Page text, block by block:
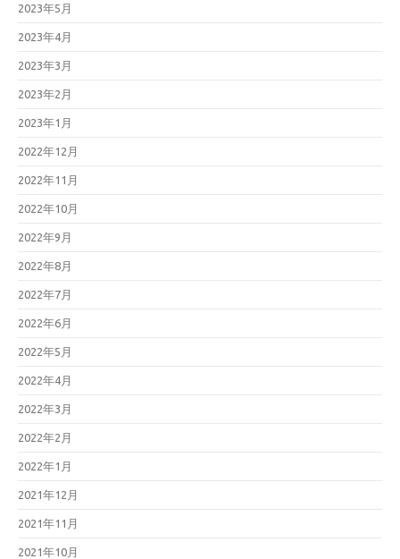
2023年5月
2023年4月
2023年3月
2023年2月
2023年1月
2022年12月
2022年11月
2022年10月
2022年9月
2022年8月
2022年7月
2022年6月
2022年5月
2022年4月
2022年3月
2022年2月
2022年1月
2021年12月
2021年11月
2021年10月